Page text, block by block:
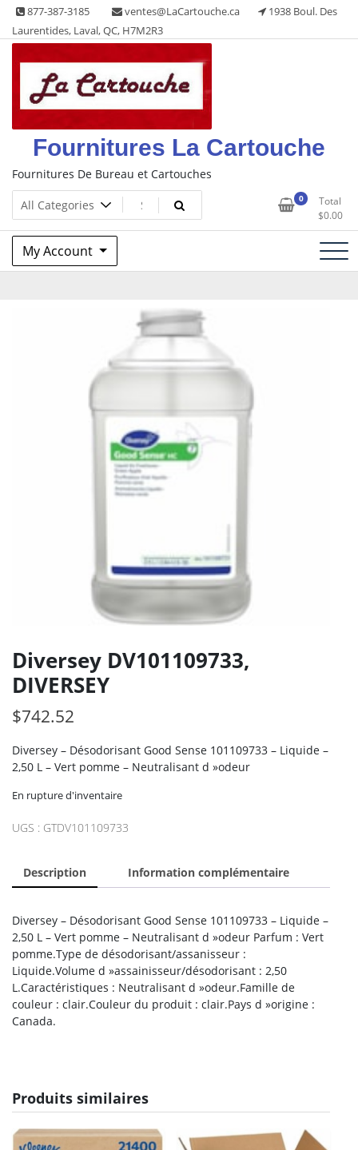
Skip
content
877-387-3185 ventes@LaCartouche.ca
1938 Boul. Des
Laurentides, Laval, QC, H7M2R3
Fournitures La Cartouche
Fournitures De Bureau et Cartouches
0
Total
$0.00
My Account
Diversey DV101109733,
DIVERSEY
$742.52
Diversey – Désodorisant Good Sense 101109733 – Liquide –
2,50 L – Vert pomme – Neutralisant d »odeur
En rupture d'inventaire
UGS : GTDV101109733
Description Information complémentaire
Diversey – Désodorisant Good Sense 101109733 – Liquide –
2,50 L – Vert pomme – Neutralisant d »odeur Parfum : Vert
pomme.Type de désodorisant/assanisseur :
Liquide.Volume d »assainisseur/désodorisant : 2,50
L.Caractéristiques : Neutralisant d »odeur.Famille de
couleur : clair.Couleur du produit : clair.Pays d »origine :
Canada.
Produits similaires